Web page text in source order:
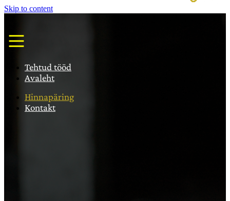
Skip to content
Tehtud tööd
Avaleht
Hinnapäring
Kontakt